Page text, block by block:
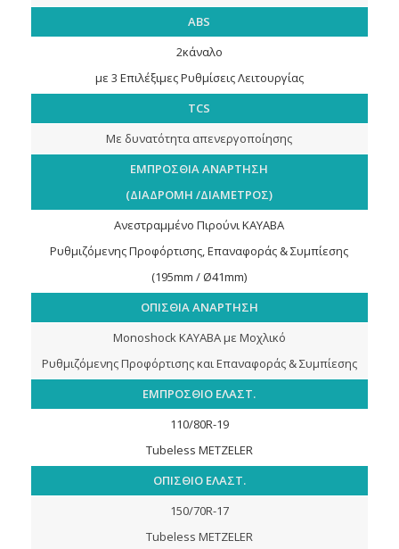
ABS
2κάναλο
με 3 Επιλέξιμες Ρυθμίσεις Λειτουργίας
TCS
Με δυνατότητα απενεργοποίησης
ΕΜΠΡΟΣΘΙΑ ΑΝΑΡΤΗΣΗ
(ΔΙΑΔΡΟΜΗ /ΔΙΑΜΕΤΡΟΣ)
Ανεστραμμένο Πιρούνι KAYABA
Ρυθμιζόμενης Προφόρτισης, Επαναφοράς & Συμπίεσης
(195mm / Ø41mm)
ΟΠΙΣΘΙΑ ΑΝΑΡΤΗΣΗ
Monoshock KAYABA με Μοχλικό
Ρυθμιζόμενης Προφόρτισης και Επαναφοράς & Συμπίεσης
ΕΜΠΡΟΣΘΙΟ ΕΛΑΣΤ.
110/80R-19
Τubeless METZELER
ΟΠΙΣΘΙΟ ΕΛΑΣΤ.
150/70R-17
Τubeless METZELER